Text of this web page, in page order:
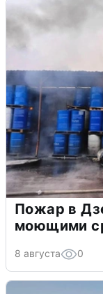
Пожар в
моющими
8 августа 0